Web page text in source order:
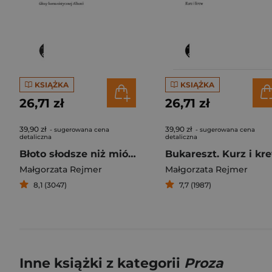
KSIĄŻKA
26,71 zł
39,90 zł - sugerowana cena
detaliczna
Błoto słodsze niż miód Głosy komunistycznej Albanii
Małgorzata Rejmer
8,1 (3047)
KSIĄŻKA
26,71 zł
39,90 zł - sugerowana cena
detaliczna
Bukareszt. Kurz i
Małgorzata Rejmer
7,7 (1987)
Inne książki z kategorii Proza